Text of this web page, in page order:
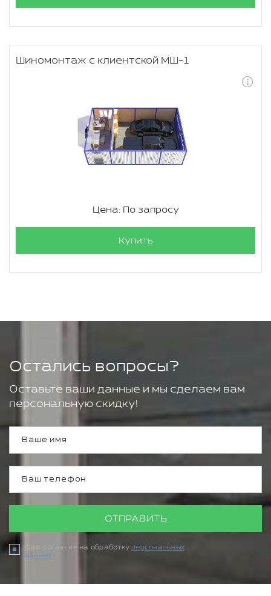
Шиномонтаж с клиентской МШ-1
Цена: По запросу
Купить
Остались вопросы?
Оставьте ваши данные и мы сделаем вам
персональную скидку!
ОТПРАВИТЬ
Даю согласие на обработкуперсональных
данных